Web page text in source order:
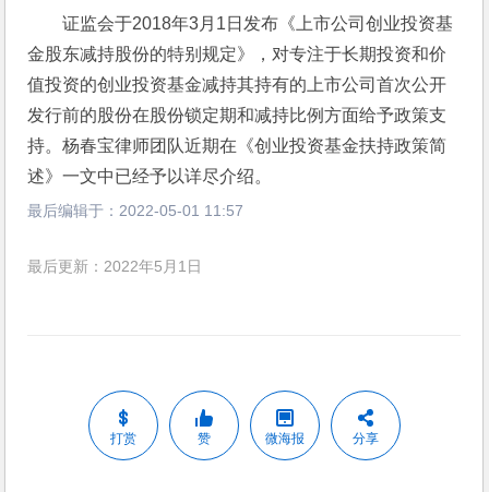
证监会于2018年3月1日发布《上市公司创业投资基
金股东减持股份的特别规定》，对专注于长期投资和价
值投资的创业投资基金减持其持有的上市公司首次公开
发行前的股份在股份锁定期和减持比例方面给予政策支
持。杨春宝律师团队近期在《创业投资基金扶持政策简
述》一文中已经予以详尽介绍。
最后编辑于： 2022-05-01 11:57
最后更新：2022年5月1日
打赏 赞 微海报 分享